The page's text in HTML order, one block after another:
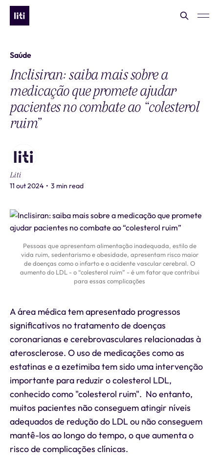
Saúde
Inclisiran: saiba mais sobre a
medicação que promete ajudar
pacientes no combate ao “colesterol
ruim”
Liti
11 out 2024 • 3 min read
Pessoas que apresentam alimentação inadequada, estilo de
vida ruim, sedentarismo e obesidade, apresentam risco maior
de doenças como o infarto e o acidente vascular cerebral. O
aumento do LDL - o “colesterol ruim” - é um fator que contribui
para essas complicações
A área médica tem apresentado progressos
significativos no tratamento de doenças
coronarianas e cerebrovasculares relacionadas à
aterosclerose. O uso de medicações como as
estatinas e a ezetimiba tem sido uma intervenção
importante para reduzir o colesterol LDL,
conhecido como "colesterol ruim". No entanto,
muitos pacientes não conseguem atingir níveis
adequados de redução do LDL ou não conseguem
mantê-los ao longo do tempo, o que aumenta o
risco de complicações clínicas.